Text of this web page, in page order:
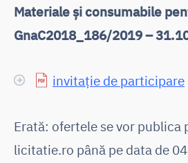
Materiale și consumabile
GnaC2018_186/2019 –
invitație de participare
Erată: ofertele se vor publica
licitatie.ro până pe data de